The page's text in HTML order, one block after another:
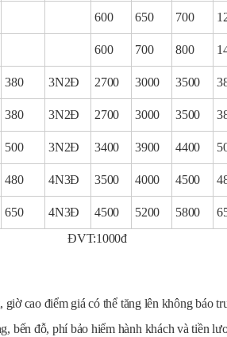
600 650 700
600 700 800
380 3N2Đ 2700 3000 3500
380 3N2Đ 2700 3000 3500
500 3N2Đ 3400 3900 4400
480 4N3Đ 3500 4000 4500
650 4N3Đ 4500 5200 5800
cao điểm giá có thể tăng lên không báo
bến đỗ, phí bảo hiểm hành khách và tiền